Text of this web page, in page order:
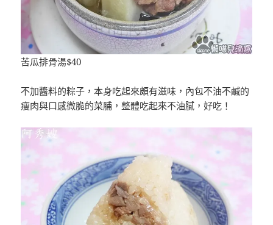
苦瓜排骨湯$40
不加醬料的粽子，本身吃起來頗有滋味，內包不油不鹹的
瘦肉與口感微脆的菜脯，整體吃起來不油膩，好吃！